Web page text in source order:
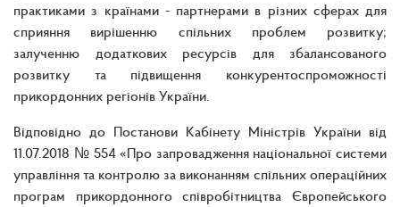
практиками з країнами - партнерами в різних сферах для
сприяння вирішенню спільних проблем розвитку;
залученню додаткових ресурсів для збалансованого
розвитку та підвищення конкурентоспроможності
прикордонних регіонів України.
Відповідно до Постанови Кабінету Міністрів України від
11.07.2018 № 554 «Про запровадження національної системи
управління та контролю за виконанням спільних операційних
програм прикордонного співробітництва Європейського